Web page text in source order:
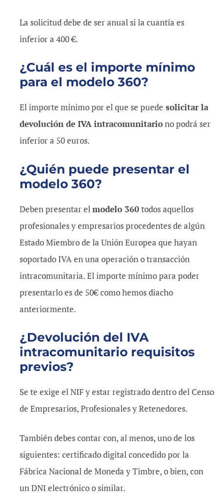
La solicitud debe de ser anual si la cuantía es
inferior a 400 €.
¿Cuál es el importe mínimo
para el modelo 360?
El importe mínimo por el que se puede solicitar la
devolución de IVA intracomunitariono podrá ser
inferior a 50 euros.
¿Quién puede presentar el
modelo 360?
Deben presentar el modelo 360todos aquellos
profesionales y empresarios procedentes de algún
Estado Miembro de la Unión Europea que hayan
soportado IVA en una operación o transacción
intracomunitaria. El importe mínimo para poder
presentarlo es de 50€ como hemos diacho
anteriormente.
¿Devolución del IVA
intracomunitario requisitos
previos?
Se te exige el NIF y estar registrado dentro del Censo
de Empresarios, Profesionales y Retenedores.
También debes contar con, al menos, uno de los
siguientes: certificado digital concedido por la
Fábrica Nacional de Moneda y Timbre, o bien, con
un DNI electrónico o similar.